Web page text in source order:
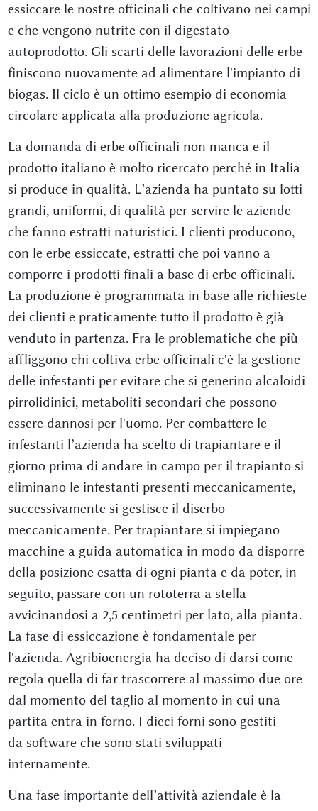
essiccare le nostre officinali che coltivano nei campi
e che vengono nutrite con il digestato
autoprodotto. Gli scarti delle lavorazioni delle erbe
finiscono nuovamente ad alimentare l'impianto di
biogas. Il ciclo è un ottimo esempio di economia
circolare applicata alla produzione agricola.
La domanda di erbe officinali non manca e il
prodotto italiano è molto ricercato perché in Italia
si produce in qualità. L’azienda ha puntato su lotti
grandi, uniformi, di qualità per servire le aziende
che fanno estratti naturistici. I clienti producono,
con le erbe essiccate, estratti che poi vanno a
comporre i prodotti finali a base di erbe officinali.
La produzione è programmata in base alle richieste
dei clienti e praticamente tutto il prodotto è già
venduto in partenza. Fra le problematiche che più
affliggono chi coltiva erbe officinali c'è la gestione
delle infestanti per evitare che si generino alcaloidi
pirrolidinici, metaboliti secondari che possono
essere dannosi per l'uomo. Per combattere le
infestanti l’azienda ha scelto di trapiantare e il
giorno prima di andare in campo per il trapianto si
eliminano le infestanti presenti meccanicamente,
successivamente si gestisce il diserbo
meccanicamente. Per trapiantare si impiegano
macchine a guida automatica in modo da disporre
della posizione esatta di ogni pianta e da poter, in
seguito, passare con un rototerra a stella
avvicinandosi a 2,5 centimetri per lato, alla pianta.
La fase di essiccazione è fondamentale per
l'azienda. Agribioenergia ha deciso di darsi come
regola quella di far trascorrere al massimo due ore
dal momento del taglio al momento in cui una
partita entra in forno. I dieci forni sono gestiti
da software che sono stati sviluppati
internamente.
Una fase importante dell’attività aziendale è la